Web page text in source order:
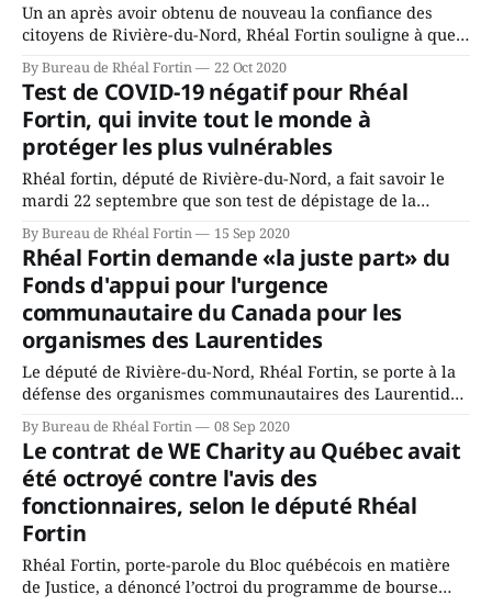
Un an après avoir obtenu de nouveau la confiance des
citoyens de Rivière-du-Nord, Rhéal Fortin souligne à quel
point ce mandat s’amorce de façon bien particulière. « En
octobre 2019, personne n’aurait pu prédire que nous
aurions, quelques semaines plus tard, à traverser une
crise sanitaire de
By Bureau de Rhéal Fortin 22 Oct 2020
Test de COVID-19 négatif pour Rhéal
Fortin, qui invite tout le monde à
protéger les plus vulnérables
Rhéal fortin, député de Rivière-du-Nord, a fait savoir le
mardi 22 septembre que son test de dépistage de la
COVID-19 était négatif. « La MRC de Rivière-du-Nord est
maintenant en zone préalerte (zone jaune) et nous devons
continuer de tout mettre en œuvre pour se protéger
By Bureau de Rhéal Fortin 15 Sep 2020
Rhéal Fortin demande «la juste part» du
Fonds d'appui pour l'urgence
communautaire du Canada pour les
organismes des Laurentides
Le député de Rivière-du-Nord, Rhéal Fortin, se porte à la
défense des organismes communautaires des Laurentides
et interpelle le ministre de la Famille, des Enfants et du
Développement social, Ahmed Hussen, afin que le
gouvernement de Justin Trudeau procède, dès que
possible, à une majoration du financement accordé
By Bureau de Rhéal Fortin 08 Sep 2020
Le contrat de WE Charity au Québec avait
été octroyé contre l'avis des
fonctionnaires, selon le député Rhéal
Fortin
Rhéal Fortin, porte-parole du Bloc québécois en matière
de Justice, a dénoncé l’octroi du programme de bourse